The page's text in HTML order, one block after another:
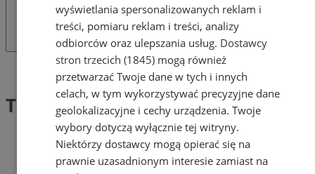
Tag: Turniej Tenisa Stołowego
Turniej Tenisa Stołowego (1)
wyświetlania spersonalizowanych reklam i
treści, pomiaru reklam i treści, analizy
odbiorców oraz ulepszania usług. Dostawcy
stron trzecich (1845) mogą również
przetwarzać Twoje dane w tych i innych
celach, w tym wykorzystywać precyzyjne dane
geolokalizacyjne i cechy urządzenia. Twoje
wybory dotyczą wyłącznie tej witryny.
Niektórzy dostawcy mogą opierać się na
prawnie uzasadnionym interesie zamiast na